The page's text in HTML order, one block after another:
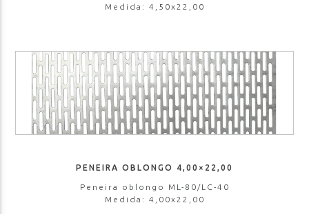
Medida: 4,50x22,00
PENEIRA OBLONGO 4,00×22,00
Peneira oblongo ML-80/LC-40
Medida: 4,00x22,00